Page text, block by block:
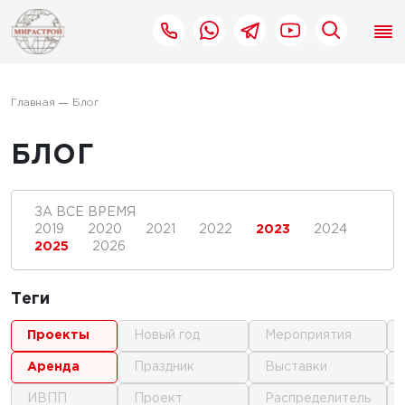
Главная Блог
БЛОГ
ЗА ВСЕ ВРЕМЯ
2019
2020 2021 2022 2023
2024
2025
2026
Теги
проекты
аренда
ИВПП
новый год
праздник
проект
мероприятия
выставки
распределитель